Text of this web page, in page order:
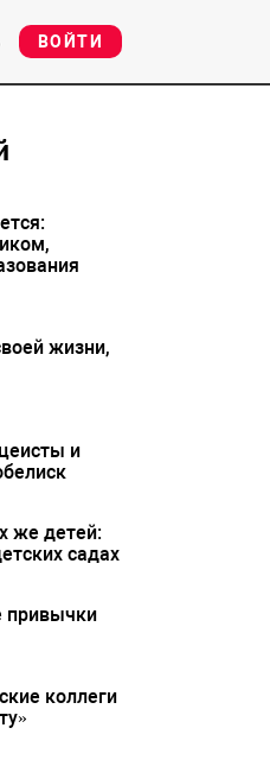
ВОЙТИ
жизни,
и
же детей:
садах
привычки
коллеги